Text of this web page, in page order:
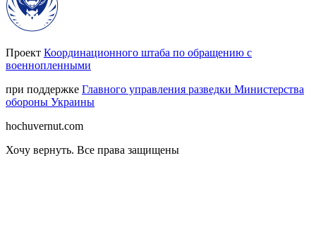
Проект Координационного штаба по обращению с
военнопленными
при поддержке Главного управления разведки Министерства
обороны Украины
hochuvernut.com
Хочу вернуть. Все права защищены